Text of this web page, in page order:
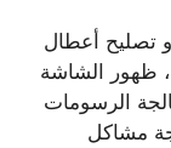
تصليح أعطال
، ظهور الشاشة
الرسومات
مشاكل